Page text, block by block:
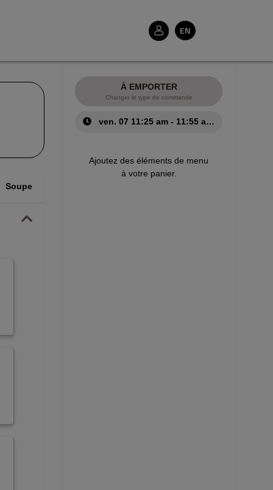
EN
Soupe / Soup
À EMPORTER
Changer le type de commande
ven. 07 11:25 am - 11:55 am
Ajoutez des éléments de menu
à votre panier.